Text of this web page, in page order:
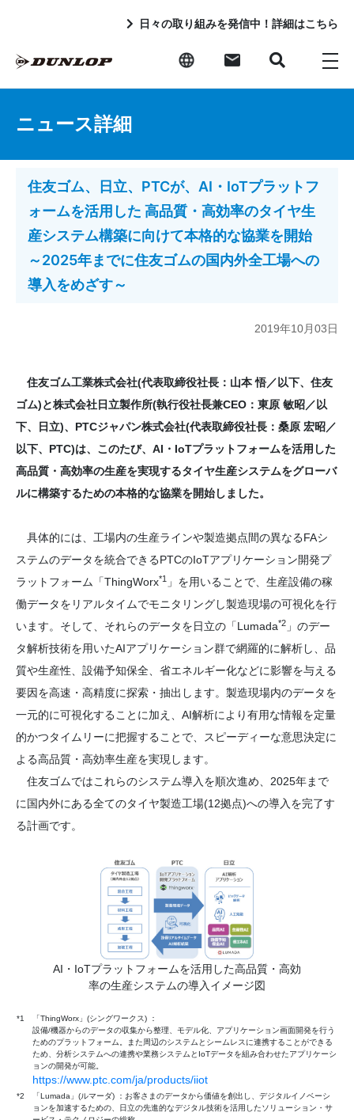
日々の取り組みを発信中！詳細はこちら
ニュース詳細
住友ゴム、日立、PTCが、AI・IoTプラットフ
ォームを活用した 高品質・高効率のタイヤ生
産システム構築に向けて本格的な協業を開始
～2025年までに住友ゴムの国内外全工場への
導入をめざす～
2019年10月03日
住友ゴム工業株式会社(代表取締役社長：山本 悟／以下、住友
ゴム)と株式会社日立製作所(執行役社長兼CEO：東原 敏昭／以
下、日立)、PTCジャパン株式会社(代表取締役社長：桑原 宏昭／
以下、PTC)は、このたび、AI・IoTプラットフォームを活用した
高品質・高効率の生産を実現するタイヤ生産システムをグローバ
ルに構築するための本格的な協業を開始しました。
具体的には、工場内の生産ラインや製造拠点間の異なるFAシ
ステムのデータを統合できるPTCのIoTアプリケーション開発プ
ラットフォーム「ThingWorx*1 」を用いることで、生産設備の稼
働データをリアルタイムでモニタリングし製造現場の可視化を行
います。そして、それらのデータを日立の「Lumada*2 」のデー
タ解析技術を用いたAIアプリケーション群で網羅的に解析し、品
質や生産性、設備予知保全、省エネルギー化などに影響を与える
要因を高速・高精度に探索・抽出します。製造現場内のデータを
一元的に可視化することに加え、AI解析により有用な情報を定量
的かつタイムリーに把握することで、スピーディーな意思決定に
よる高品質・高効率生産を実現します。
住友ゴムではこれらのシステム導入を順次進め、2025年まで
に国内外にある全てのタイヤ製造工場(12拠点)への導入を完了す
る計画です。
AI・IoTプラットフォームを活用した高品質・高効
率の生産システムの導入イメージ図
*1
「ThingWorx」(シングワークス) ：
設備/機器からのデータの収集から整理、モデル化、アプリケーション画面開発を行う
ためのプラットフォーム。また周辺のシステムとシームレスに連携することができる
ため、分析システムへの連携や業務システムとIoTデータを組み合わせたアプリケーシ
ョンの開発が可能。
https://www.ptc.com/ja/products/iiot
*2
「Lumada」(ルマーダ) ：お客さまのデータから価値を創出し、デジタルイノベーシ
ョンを加速するための、日立の先進的なデジタル技術を活用したソリューション・サ